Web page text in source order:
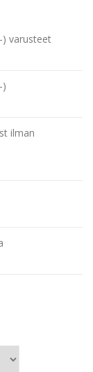
) varusteet
)
ilman